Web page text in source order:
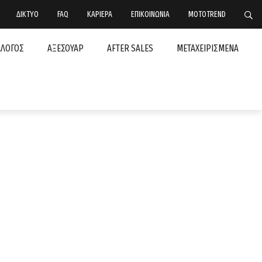
ΔΙΚΤΥΟ FAQ ΚΑΡΙΕΡΑ ΕΠΙΚΟΙΝΩΝΙΑ MOTOTREND
ΑΞΕΣΟΥΑΡ AFTER SALES ΜΕΤΑΧΕΙΡΙΣΜΕΝΑ